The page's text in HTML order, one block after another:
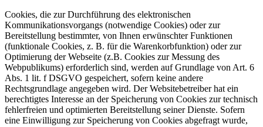
Cookies, die zur Durchführung des elektronischen
Kommunikationsvorgangs (notwendige Cookies) oder zur
Bereitstellung bestimmter, von Ihnen erwünschter Funktionen
(funktionale Cookies, z. B. für die Warenkorbfunktion) oder zur
Optimierung der Webseite (z.B. Cookies zur Messung des
Webpublikums) erforderlich sind, werden auf Grundlage von Art. 6
Abs. 1 lit. f DSGVO gespeichert, sofern keine andere
Rechtsgrundlage angegeben wird. Der Websitebetreiber hat ein
berechtigtes Interesse an der Speicherung von Cookies zur technisch
fehlerfreien und optimierten Bereitstellung seiner Dienste. Sofern
eine Einwilligung zur Speicherung von Cookies abgefragt wurde,